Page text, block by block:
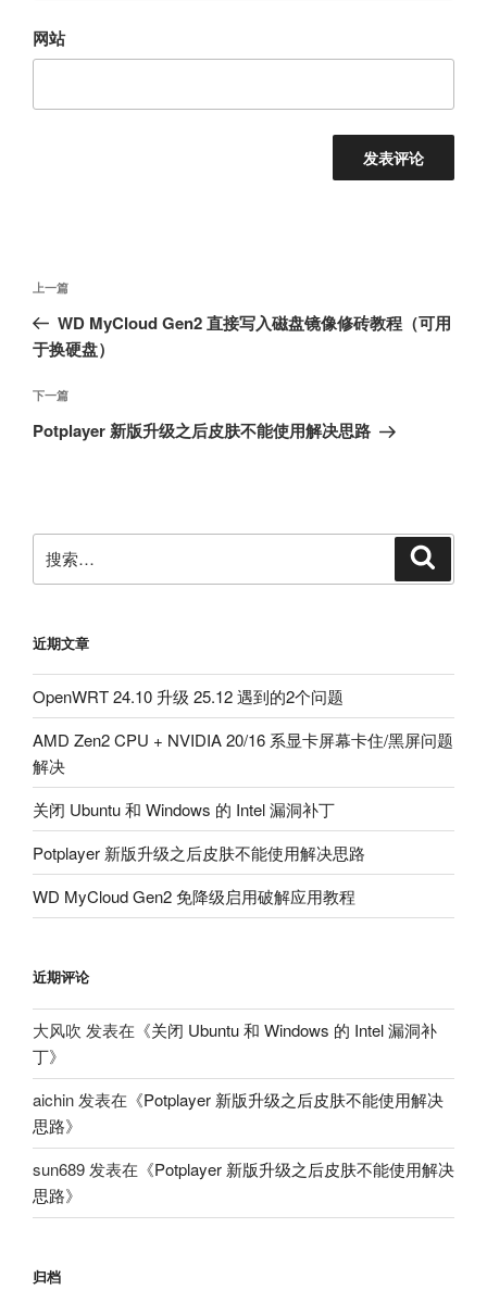
网站
文
导
航
上
一
篇
章
上一篇
WD MyCloud Gen2 直接写入磁盘镜像修砖教程（可用
于换硬盘）
下
一
下一篇
Potplayer 新版升级之后皮肤不能使用解决思路
索：
近期文章
OpenWRT 24.10 升级 25.12 遇到的2个问题
AMD Zen2 CPU + NVIDIA 20/16 系显卡屏幕卡住/黑屏问题
解决
关闭 Ubuntu 和 Windows 的 Intel 漏洞补丁
Potplayer 新版升级之后皮肤不能使用解决思路
WD MyCloud Gen2 免降级启用破解应用教程
近期评论
大风吹 发表在《关闭 Ubuntu 和 Windows 的 Intel 漏洞补
丁》
aichin发表在《Potplayer 新版升级之后皮肤不能使用解决
思路》
sun689发表在《Potplayer 新版升级之后皮肤不能使用解决
思路》
归档